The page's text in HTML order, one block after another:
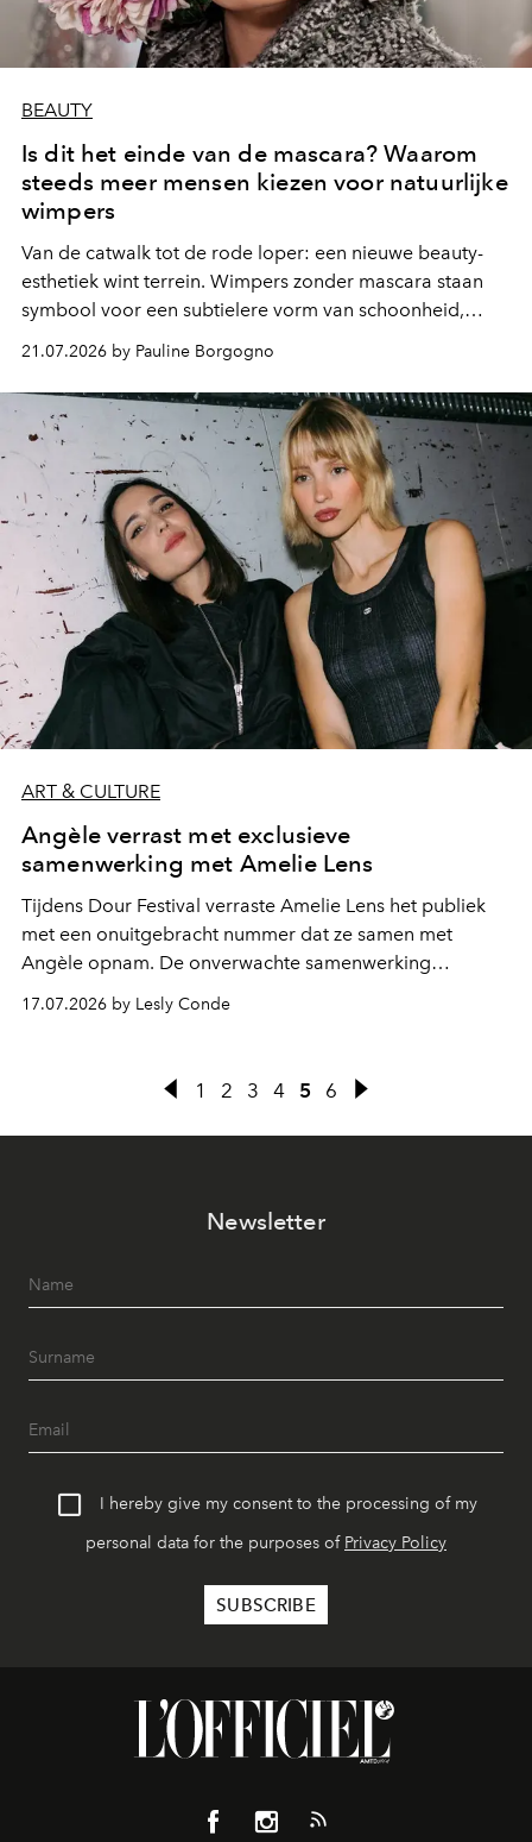
BEAUTY
Is dit het einde van de mascara? Waarom
steeds meer mensen kiezen voor natuurlijke
wimpers
Van de catwalk tot de rode loper: een nieuwe beauty-
esthetiek wint terrein. Wimpers zonder mascara staan
symbool voor een subtielere vorm van schoonheid,
waarin zelfvertrouwen belangrijker is dan een overvloed
aan make-up.
21.07.2026 by Pauline Borgogno
ART & CULTURE
Angèle verrast met exclusieve
samenwerking met Amelie Lens
Tijdens Dour Festival verraste Amelie Lens het publiek
met een onuitgebracht nummer dat ze samen met
Angèle opnam. De onverwachte samenwerking
bevestigt de elektronische koers die de Belgische
zangeres de voorbije maanden steeds nadrukkelijker
17.07.2026 by Lesly Conde
1 2 3 4 5 6
Newsletter
I hereby give my consent to the processing of my
personal data for the purposes of Privacy Policy